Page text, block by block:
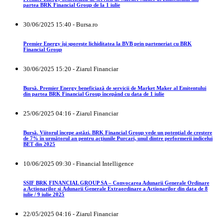
partea BRK Financial Group de la 1 iulie
30/06/2025 15:40 - Bursa.ro
Premier Energy îşi sporeşte lichiditatea la BVB prin parteneriat cu BRK
Financial Group
30/06/2025 15:20 - Ziarul Financiar
Bursă. Premier Energy beneficiază de servicii de Market Maker al Emitentului
din partea BRK Financial Group începând cu data de 1 iulie
25/06/2025 04:16 - Ziarul Financiar
Bursă. Viitorul începe astăzi. BRK Financial Group vede un potenţial de creştere
de 7% în următorul an pentru acţiunile Purcari, unul dintre performerii indicelui
BET din 2025
10/06/2025 09:30 - Financial Intelligence
SSIF BRK FINANCIAL GROUP SA – Convocarea Adunarii Generale Ordinare
a Actionarilor si Adunarii Generale Extraordinare a Actionarilor din data de 8
iulie / 9 iulie 2025
22/05/2025 04:16 - Ziarul Financiar